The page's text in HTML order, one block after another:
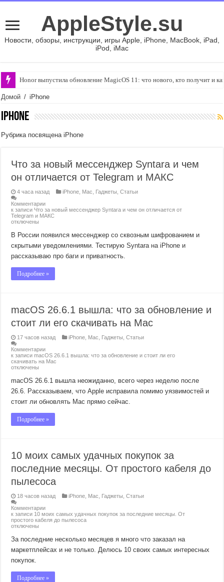
AppleStyle.su
Новости, обзоры, инструкции, игры Apple, iPhone, MacBook, iPad,
iPod, iMac
Honor выпустила обновление MagicOS 11: что нового, кто получит и
Что за новый мессенджер Syntara и чем он отличается от Telegram и
Домой / iPhone
iPhone
Рубрика посвящена iPhone
Что за новый мессенджер Syntara и чем
он отличается от Telegram и МАКС
4 часа назад iPhone Mac Гаджеты ,Статьи
Комментарии
к записи Что за новый мессенджер Syntara и чем он отличается от
Telegram и МАКС
отключены
В России появился мессенджер со сквозным шифрованием и
скрытыми уведомлениями. Тестирую Syntara на iPhone и
рассказываю про баги и приватность.
Подробнее »
macOS 26.6.1 вышла: что за обновление и
стоит ли его скачивать на Mac
17 часов назад iPhone Mac Гаджеты ,Статьи
Комментарии
к записи macOS 26.6.1 вышла: что за обновление и стоит ли его
скачивать на Mac
отключены
macOS 26.6.1 вышла неожиданно, всего через неделю после
26.6. Рассказываем, что Apple исправила помимо уязвимостей и
стоит ли обновлять Mac прямо сейчас.
Подробнее »
10 моих самых удачных покупок за
последние месяцы. От простого кабеля до
пылесоса
18 часов назад iPhone Mac Гаджеты ,Статьи
Комментарии
к записи 10 моих самых удачных покупок за последние месяцы. От
простого кабеля до пылесоса
отключены
За последние несколько месяцев я много что заказал на
маркетплейсах и не только. Делюсь 10 своих самых интересных
покупок.
Подробнее »